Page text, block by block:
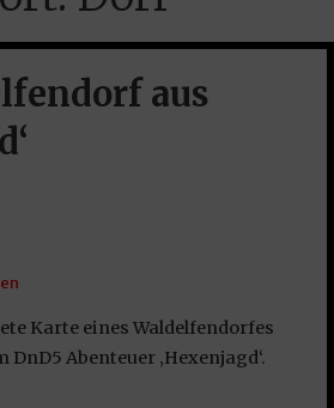
aus
Karte eines Waldelfendorfes
Abenteuer ‚Hexenjagd‘.